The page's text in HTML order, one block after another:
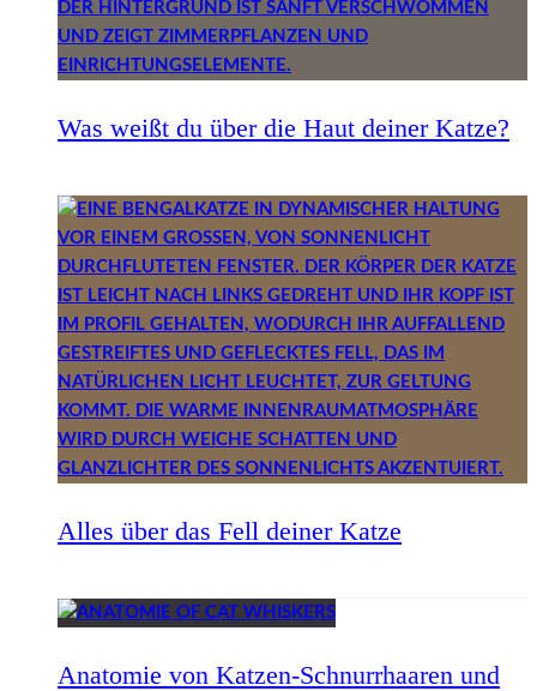
Was weißt du über die Haut deiner Katze?
Alles über das Fell deiner Katze
Anatomie von Katzen-Schnurrhaaren und